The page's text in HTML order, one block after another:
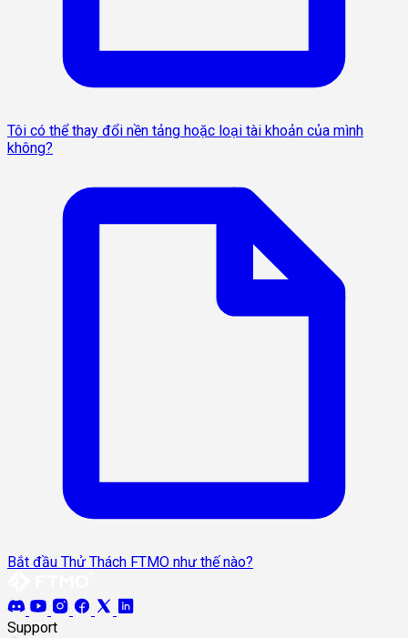
Tôi có thể thay đổi nền tảng hoặc loại tài khoản của mình
không?
Bắt đầu Thử Thách FTMO như thế nào?
Support